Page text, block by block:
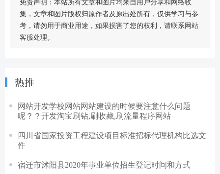
免责声明：本站所有文章和图片均来自用户分享和网络收
集，文章和图片版权归原作者及原出处所有，仅供学习与参
考，请勿用于商业用途，如果损害了您的权利，请联系网站
客服处理。
热推
网站开发学校网站网站建设的时候要注意什么问题
呢？？开发淘宝刷钻,刷收藏,刷流量程序网站
四川省国家投资工程建设项目标准招标代理机构比选文
件
宿迁市沭阳县2020年事业单位招生登记时间和方式